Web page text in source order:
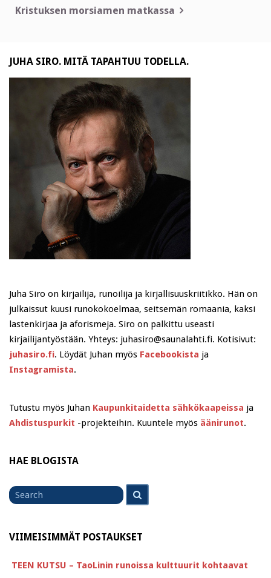
selaus
Kristuksen morsiamen matkassa
JUHA SIRO. MITÄ TAPAHTUU TODELLA.
Juha Siro on kirjailija, runoilija ja kirjallisuuskriitikko. Hän on
julkaissut kuusi runokokoelmaa, seitsemän romaania, kaksi
lastenkirjaa ja aforismeja. Siro on palkittu useasti
kirjailijantyöstään. Yhteys: juhasiro@saunalahti.fi. Kotisivut:
juhasiro.fi. Löydät Juhan myös Facebookista ja
Instagramista.
Tutustu myös Juhan Kaupunkitaidetta sähkökaapeissa ja
Ahdistuspurkit -projekteihin. Kuuntele myös äänirunot.
HAE BLOGISTA
Search
for
VIIMEISIMMÄT POSTAUKSET
TEEN KUTSU – TaoLinin runoissa kulttuurit kohtaavat